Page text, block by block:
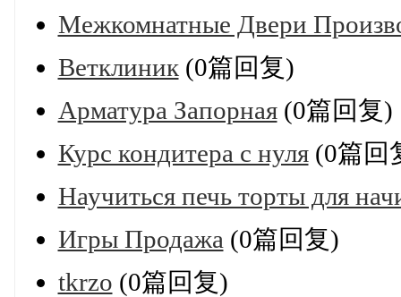
Межкомнатные Двери
Ветклиник(0篇回复)
Арматура Запорная(0篇回复)
Курс кондитера с нуля(0篇回
Научиться печь торты для
Игры Продажа (0篇回复)
tkrzo (0篇回复)